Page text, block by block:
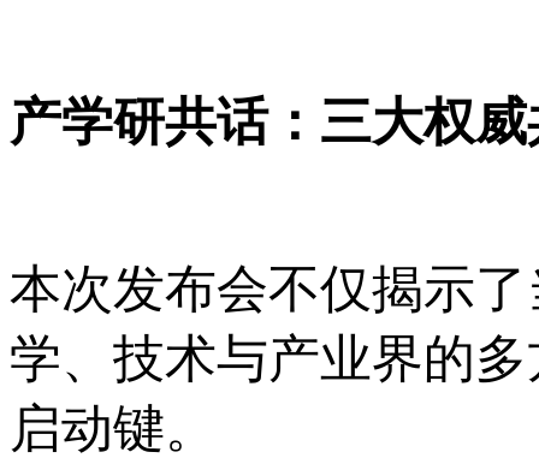
产学研共话：三大权
本次发布会不仅揭示
学、技术与产业界的
启动键。